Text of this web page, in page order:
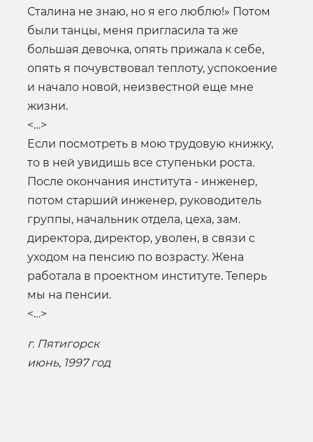
Сталина не знаю, но я его люблю!» Потом
были танцы, меня пригласила та же
большая девочка, опять прижала к себе,
опять я почувствовал теплоту, успокоение
и начало новой, неизвестной еще мне
жизни.
<…>
Если посмотреть в мою трудовую книжку,
то в ней увидишь все ступеньки роста.
После окончания института - инженер,
потом старший инженер, руководитель
группы, начальник отдела, цеха, зам.
директора, директор, уволен, в связи с
уходом на пенсию по возрасту. Жена
работала в проектном институте. Теперь
мы на пенсии.
<…>
г. Пятигорск
июнь, 1997 год